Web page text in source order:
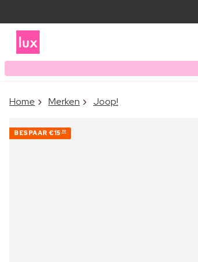
Home Merken Joop!
BESPAAR €15 80